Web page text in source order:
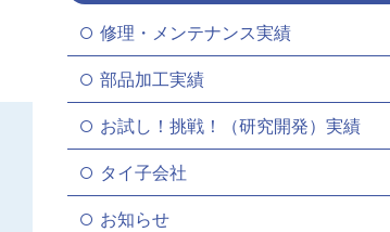
修理・メンテナンス実績
部品加工実績
お試し！挑戦！（研究開発）実績
タイ子会社
お知らせ